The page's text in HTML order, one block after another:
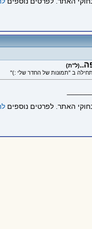
(ל"ת)
האתר. לפרטים נוספים